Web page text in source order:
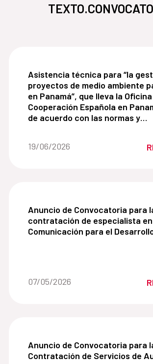
Asistencia técnica para “la
Asistencia técnica para “la
proyectos de medio ambiente
en Panamá”, que lleva la
Cooperación Española en
de acuerdo con las normas y
Desarrollo (AECID).
Date of the news::
19/06/2026
Anuncio de Convocatoria para
Anuncio de Convocatoria para
contratación de especialista en
Comunicación para el
Date of the news::
07/05/2026
Anuncio de Convocatoria para
Anuncio de Convocatoria para
Contratación de Servicios de